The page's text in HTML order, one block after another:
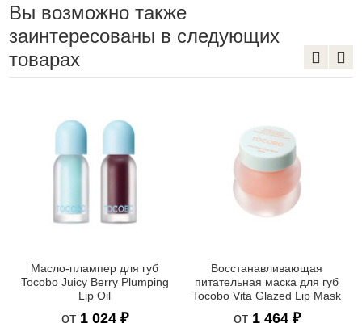
Вы возможно также
заинтересованы в следующих
товарах
Масло-плампер для губ
Tocobo Juicy Berry Plumping
Lip Oil
от 1 024 ₽
Восстанавливающая
питательная маска для губ
Tocobo Vita Glazed Lip Mask
от 1 464 ₽